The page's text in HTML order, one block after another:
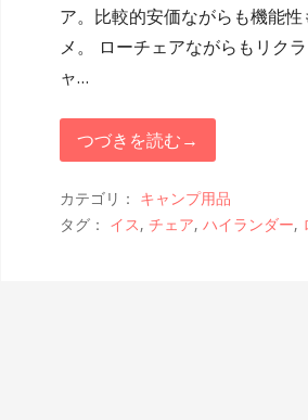
ア。比較的安価ながらも機能
メ。 ローチェアながらもリク
ャ…
つづきを読む→
カテゴリ： キャンプ用品
タグ： イス, チェア,ハイランダー,